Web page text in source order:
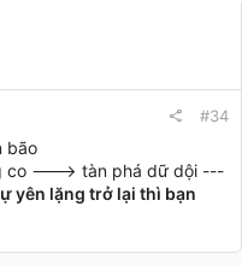
#34
bão
co ---> tàn phá dữ dội ---
yên lặng trở lại thì bạn